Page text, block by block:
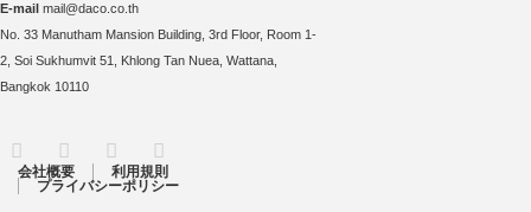
E-mail mail@daco.co.th
No. 33 Manutham Mansion Building, 3rd Floor, Room 1-
2, Soi Sukhumvit 51, Khlong Tan Nuea, Wattana,
Bangkok 10110
Twitter FacebookInstagram
会社概要
利用規則
プライバシーポリシー